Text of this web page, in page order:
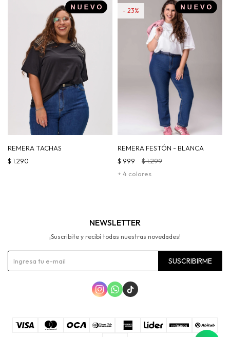
REMERA TACHAS
$ 1.290
REMERA FESTÓN - BLANCA
+ 4 colores
$ 999 $1.299
23
NEWSLETTER
¡Suscribite y recibí todas nuestras novedades!
SUSCRIBIRME
  